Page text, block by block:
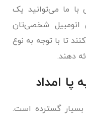
ما می‌توانید یک
اتومبیل شخصی‌تان
تا با توجه به نوع
دهند.
پا امداد
بسیار گسترده است.